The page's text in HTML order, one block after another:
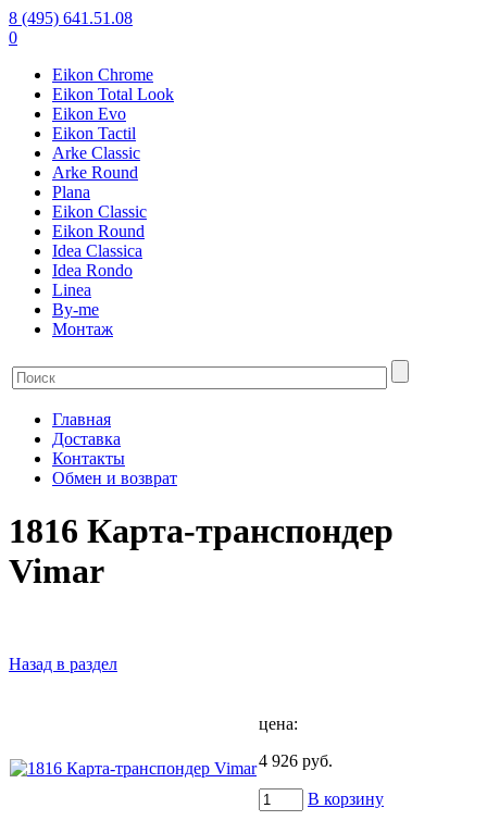
8 (495) 641.51.08
0
Eikon Chrome
Eikon Total Look
Eikon Evo
Eikon Tactil
Arke Classic
Arke Round
Plana
Eikon Classic
Eikon Round
Idea Classica
Idea Rondo
Linea
By-me
Монтаж
Главная
Доставка
Контакты
Обмен и возврат
1816 Карта-транспондер
Vimar
Назад в раздел
цена:
4 926 руб.
В корзину